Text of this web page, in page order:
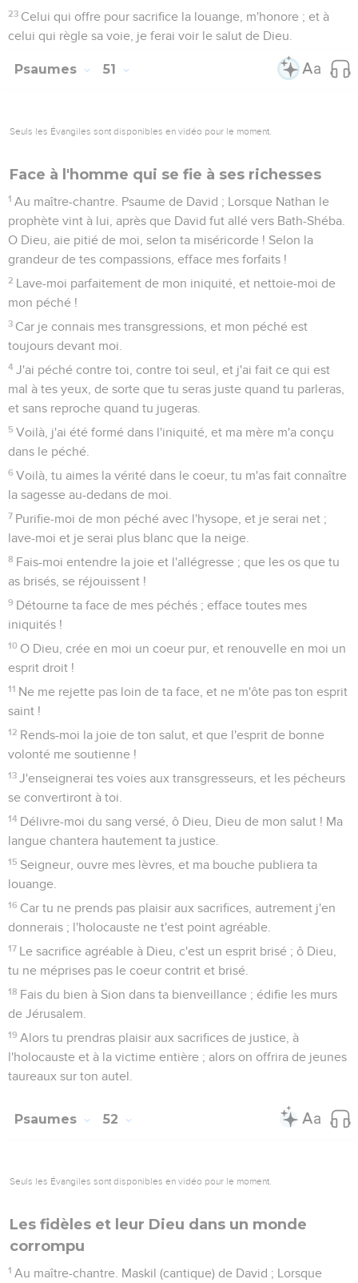
23 Celui qui offre pour sacrifice la louange, m'honore ; et à
celui qui règle sa voie, je ferai voir le salut de Dieu.
Psaumes 51
Seuls les Évangiles sont disponibles en vidéo pour le moment.
Face à l'homme qui se fie à ses richesses
1 Au maître-chantre. Psaume de David ; Lorsque Nathan le
prophète vint à lui, après que David fut allé vers Bath-Shéba.
O Dieu, aie pitié de moi, selon ta miséricorde ! Selon la
grandeur de tes compassions, efface mes forfaits !
2 Lave-moi parfaitement de mon iniquité, et nettoie-moi de
mon péché !
3 Car je connais mes transgressions, et mon péché est
toujours devant moi.
4 J'ai péché contre toi, contre toi seul, et j'ai fait ce qui est
mal à tes yeux, de sorte que tu seras juste quand tu parleras,
et sans reproche quand tu jugeras.
5 Voilà, j'ai été formé dans l'iniquité, et ma mère m'a conçu
dans le péché.
6 Voilà, tu aimes la vérité dans le coeur, tu m'as fait connaître
la sagesse au-dedans de moi.
7 Purifie-moi de mon péché avec l'hysope, et je serai net ;
lave-moi et je serai plus blanc que la neige.
8 Fais-moi entendre la joie et l'allégresse ; que les os que tu
as brisés, se réjouissent !
9 Détourne ta face de mes péchés ; efface toutes mes
iniquités !
10 O Dieu, crée en moi un coeur pur, et renouvelle en moi un
esprit droit !
11 Ne me rejette pas loin de ta face, et ne m'ôte pas ton esprit
saint !
12 Rends-moi la joie de ton salut, et que l'esprit de bonne
volonté me soutienne !
13 J'enseignerai tes voies aux transgresseurs, et les pécheurs
se convertiront à toi.
14 Délivre-moi du sang versé, ô Dieu, Dieu de mon salut ! Ma
langue chantera hautement ta justice.
15 Seigneur, ouvre mes lèvres, et ma bouche publiera ta
louange.
16 Car tu ne prends pas plaisir aux sacrifices, autrement j'en
donnerais ; l'holocauste ne t'est point agréable.
17 Le sacrifice agréable à Dieu, c'est un esprit brisé ; ô Dieu,
tu ne méprises pas le coeur contrit et brisé.
18 Fais du bien à Sion dans ta bienveillance ; édifie les murs
de Jérusalem.
19 Alors tu prendras plaisir aux sacrifices de justice, à
l'holocauste et à la victime entière ; alors on offrira de jeunes
taureaux sur ton autel.
Psaumes 52
Seuls les Évangiles sont disponibles en vidéo pour le moment.
Les fidèles et leur Dieu dans un monde
corrompu
1 Au maître-chantre. Maskil (cantique) de David ; Lorsque